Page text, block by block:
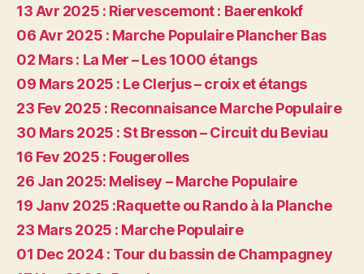
13 Avr 2025 : Riervescemont : Baerenkokf
06 Avr 2025 : Marche Populaire Plancher Bas
02 Mars : La Mer – Les 1000 étangs
09 Mars 2025 : Le Clerjus – croix et étangs
23 Fev 2025 : Reconnaisance Marche Populaire
30 Mars 2025 : St Bresson – Circuit du Beviau
16 Fev 2025 : Fougerolles
26 Jan 2025: Melisey – Marche Populaire
19 Janv 2025 :Raquette ou Rando à la Planche
23 Mars 2025 : Marche Populaire
01 Dec 2024 : Tour du bassin de Champagney